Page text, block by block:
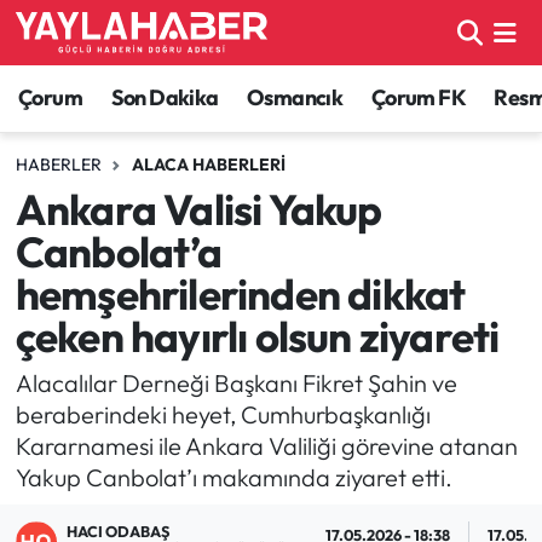
Çorum Son Dakika Osmancık Çorum FK
HABERLER ALACA HABERLERI
Ankara Valisi Yakup
Canbolat’a
hemşehrilerinden dikkat
çeken hayırlı olsun ziyareti
Alacalılar Derneği Başkanı Fikret Şahin ve
beraberindeki heyet, Cumhurbaşkanlığı
Kararnamesi ile Ankara Valiliği görevine atanan
Yakup Canbolat’ı makamında ziyaret etti.
HACI ODABAŞ 17.05.2026 - 18:38
Alaca Haberleri
Bayat Haberleri
Bilgi - Keşfet Haberleri
Bilim ve Teknoloji
Boğazkale Haberleri
Çorum Haberleri
Çorum Son Dakika Haberleri
Dodurga Haberleri
Çorum Nöbetçi Eczaneler
Çorum Hava Durumu
Çorum Namaz Vakitleri
Çorum Trafik Yoğunluk Haritası
TFF 1.Lig Puan Durumu ve Fikstür
Tüm Manşetler
Son Dakika Haberleri
Haber Arşivi